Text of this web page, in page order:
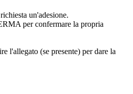
un'adesione.
per confermare la propria
l'allegato (se presente) per dare la